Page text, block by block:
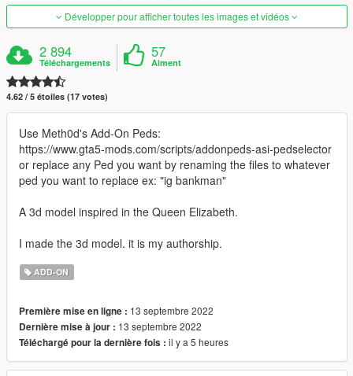
Développer pour afficher toutes les images et vidéos
2 894
Téléchargements
57
Aiment
4.62 / 5 étoiles (17 votes)
Use Meth0d's Add-On Peds:
https://www.gta5-mods.com/scripts/addonpeds-asi-pedselector
or replace any Ped you want by renaming the files to whatever
ped you want to replace ex: "ig bankman"
A 3d model inspired in the Queen Elizabeth.
I made the 3d model. it is my authorship.
ADD-ON
Première mise en ligne : 13 septembre 2022
Dernière mise à jour : 13 septembre 2022
Téléchargé pour la dernière fois : il y a 5 heures